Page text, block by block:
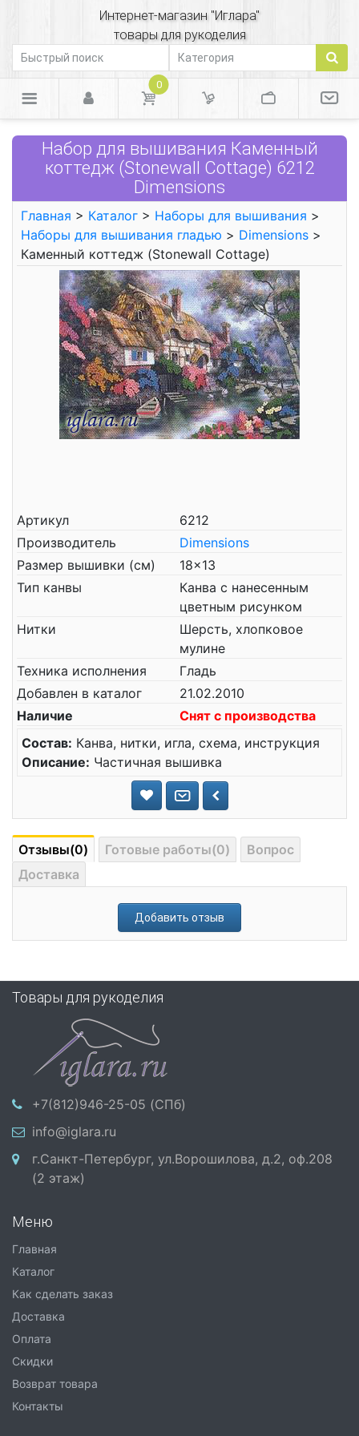
Интернет-магазин "Иглара"
товары для рукоделия
0
Набор для вышивания Каменный
коттедж (Stonewall Cottage) 6212
Dimensions
Главная > Каталог > Наборы для вышивания >
Наборы для вышивания гладью > Dimensions >
Каменный коттедж (Stonewall Cottage)
Артикул
6212
Производитель
Dimensions
Размер вышивки (см)
18x13
Тип канвы
Канва с нанесенным
цветным рисунком
Нитки
Шерсть, хлопковое
мулине
Техника исполнения
Гладь
Добавлен в каталог
21.02.2010
Наличие
Снят с производства
Состав: Канва, нитки, игла, схема, инструкция
Описание: Частичная вышивка
Отзывы(0) Готовые работы(0)
Вопрос
Доставка
Добавить отзыв
Товары для рукоделия
+7(812)946-25-05 (СПб)
info@iglara.ru
г.Санкт-Петербург, ул.Ворошилова, д.2, оф.208
(2 этаж)
Меню
Главная
Каталог
Как сделать заказ
Доставка
Оплата
Скидки
Возврат товара
Контакты